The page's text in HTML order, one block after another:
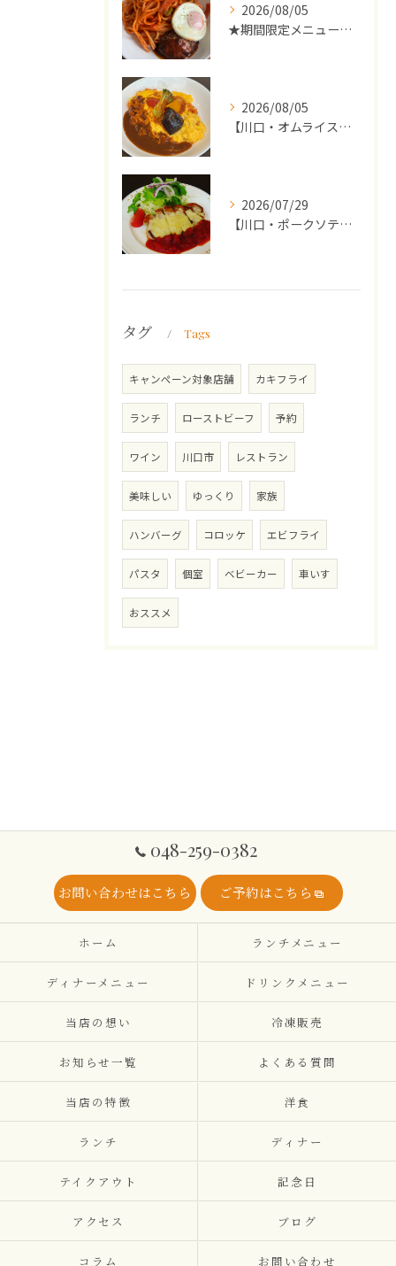
2026/08/05
★期間限定メニューのご案内★
2026/08/05
【川口・オムライス】ランチ・ディナーにおススメの週替わりメニ...
2026/07/29
【川口・ポークソテー】ランチ・ディナーにおススメの週替わりメ...
タグ Tags
キャンペーン対象店舗 カキフライ
ランチ ローストビーフ 予約
ワイン 川口市 レストラン
美味しい ゆっくり 家族
ハンバーグ コロッケ エビフライ
パスタ 個室 ベビーカー 車いす
おススメ
048-259-0382
お問い合わせはこちら ご予約はこちら
ホーム ランチメニュー
ディナーメニュー ドリンクメニュー
当店の想い 冷凍販売
お知らせ一覧 よくある質問
当店の特徴 洋食
ランチ ディナー
テイクアウト 記念日
アクセス ブログ
コラム お問い合わせ